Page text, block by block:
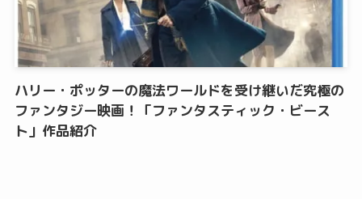
ハリー・ポッターの魔法ワールドを受け継いだ究極の
ファンタジー映画！「ファンタスティック・ビース
ト」作品紹介